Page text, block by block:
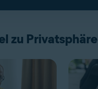
zu Privatsphäre